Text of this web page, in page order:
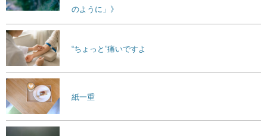
のように」》
“ちょっと”痛いですよ
紙一重